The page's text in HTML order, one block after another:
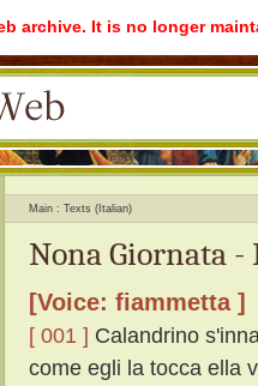
archive. It is no longer
Main Texts (Italian)
Nona Giornata
[Voice: fiammetta ]
[ 001 ] Calandrino
come egli la tocca ella